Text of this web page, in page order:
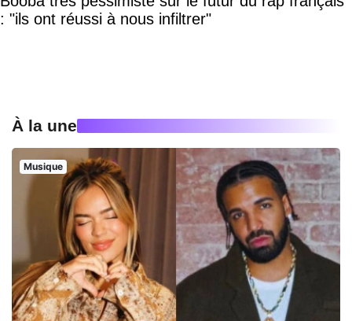
: "ils ont réussi à nous infiltrer"
À la une
Musique